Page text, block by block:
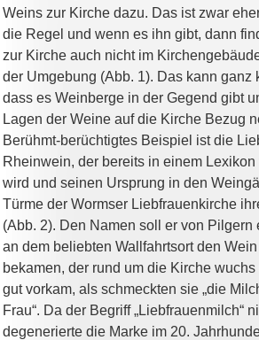
Weins zur Kirche dazu. Das ist zwar
die Regel und wenn es ihn gibt, dann
zur Kirche auch nicht im
der Umgebung (Abb. 1). Das kann ganz
dass es Weinberge in der Gegend gibt
Lagen der Weine auf die Kirche Bezug
Berühmt-berüchtigtes Beispiel ist die
Rheinwein, der bereits in einem
wird und seinen Ursprung in den
Türme der Wormser Liebfrauenkirche
(Abb. 2). Den Namen soll er von Pilgern
an dem beliebten Wallfahrtsort den
bekamen, der rund um die Kirche
gut vorkam, als schmeckten sie „die
Frau“. Da der Begriff „Liebfrauenmilch“
degenerierte die Marke im 20.